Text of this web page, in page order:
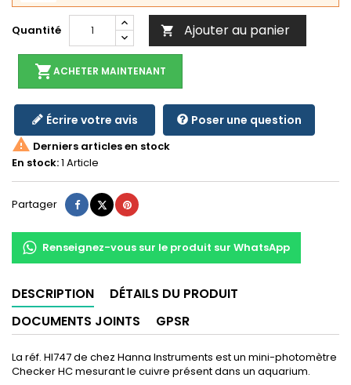
Quantité  Ajouter au panier
shopping_cartACHETER MAINTENANT
Écrire votre avis Poser une question
 Derniers articles en stock
En stock:1 Article
Partager Partager
TweetPinterest
Renseignez-vous sur le produit sur WhatsApp
DESCRIPTION
DÉTAILS DU PRODUIT
DOCUMENTS JOINTS
GPSR
La réf. HI747 de chez Hanna Instruments est un mini-photomètre
Checker HC mesurant le cuivre présent dans un aquarium.